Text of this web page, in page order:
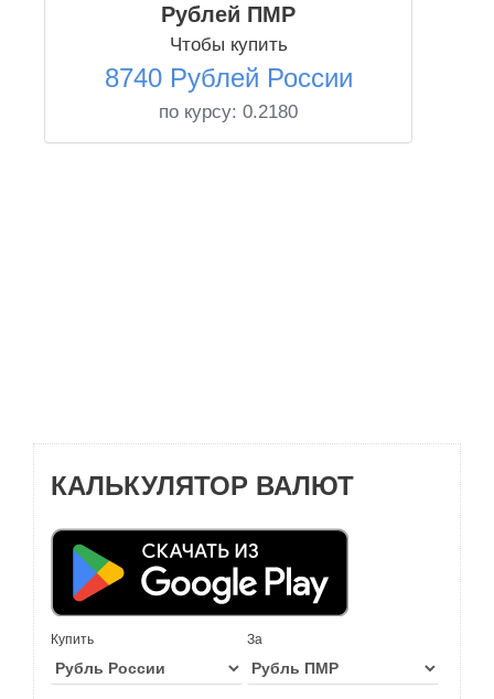
Рублей ПМР
Чтобы купить
8740 Рублей России
по курсу: 0.2180
КАЛЬКУЛЯТОР ВАЛЮТ
Купить За